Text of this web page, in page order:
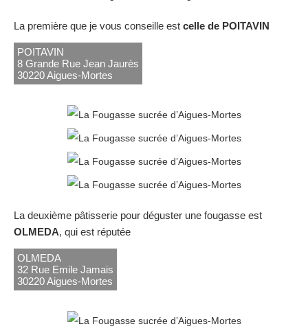
La première que je vous conseille est celle de POITAVIN
POITAVIN
8 Grande Rue Jean Jaurès
30220 Aigues-Mortes
La deuxième pâtisserie pour déguster une fougasse est
OLMEDA, qui est réputée
OLMEDA
32 Rue Emile Jamais
30220 Aigues-Mortes